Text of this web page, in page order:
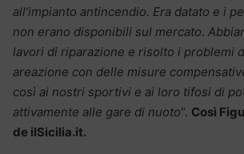
all’impianto antincendio. Era datato e i
non erano disponibili sul mercato.
lavori di riparazione e risolto i problemi
areazione con delle misure
così ai nostri sportivi e ai loro tifosi di
attivamente alle gare di nuoto“. Così
de ilSicilia.it.